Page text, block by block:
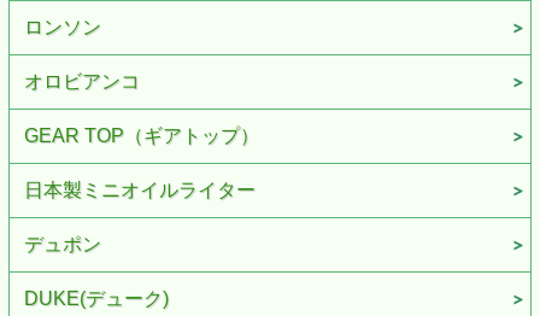
ロンソン
オロビアンコ
GEAR TOP（ギアトップ）
日本製ミニオイルライター
デュポン
DUKE(デューク)